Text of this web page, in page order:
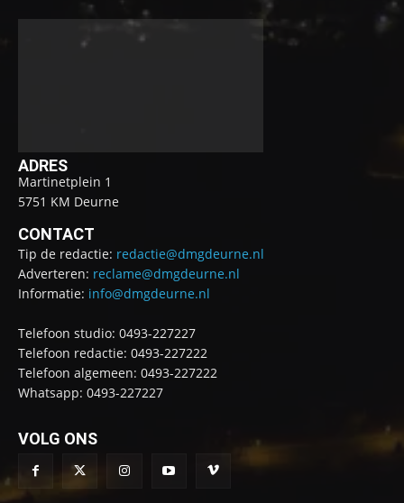
ADRES
Martinetplein 1
5751 KM Deurne
CONTACT
Tip de redactie: redactie@dmgdeurne.nl
Adverteren: reclame@dmgdeurne.nl
Informatie: info@dmgdeurne.nl
Telefoon studio: 0493-227227
Telefoon redactie: 0493-227222
Telefoon algemeen: 0493-227222
Whatsapp: 0493-227227
VOLG ONS